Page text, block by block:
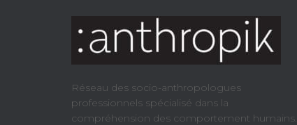
Réseau des socio-anthropologues
professionnels spécialisé dans la
compréhension des comportement humains.